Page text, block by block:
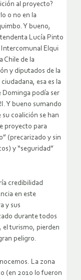
al proyecto?
o no en la
Y bueno,
Lucía Pinto
Elqui
Chile de la
y diputados de la
esa es la
Dominga podía ser
Y bueno sumando
coalición se han
proyecto para
(precarizado y sin
y “seguridad”
credibilidad
en este
y sus
durante todos
el turismo, pierden
peligro.
La zona
(en 2010 lo fueron